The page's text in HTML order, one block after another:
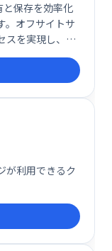
保存を効率化
。オフサイトサ
スを実現し、個
イルの管理・共
ムーズにし、
性を確保しなが
企業やチームに
が利用できるク